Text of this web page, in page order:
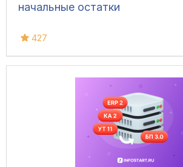
начальные остатки
427